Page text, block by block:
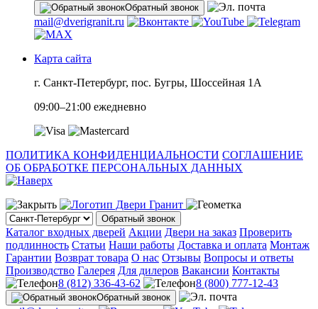
Обратный звонок
mail@dverigranit.ru
Карта сайта
г. Санкт-Петербург, пос. Бугры, Шоссейная 1А
09:00–21:00 ежедневно
ПОЛИТИКА КОНФИДЕНЦИАЛЬНОСТИ СОГЛАШЕНИЕ
ОБ ОБРАБОТКЕ ПЕРСОНАЛЬНЫХ ДАННЫХ
Обратный звонок
Каталог входных дверей Акции Двери на заказ Проверить
подлинность Статьи Наши работы Доставка и оплата Монтаж
Гарантии Возврат товара О нас Отзывы Вопросы и ответы
Производство Галерея Для дилеров Вакансии Контакты
8 (812) 336-43-62
8 (800) 777-12-43
Обратный звонок